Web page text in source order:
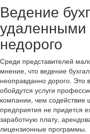
Ведение
удаленными
недорого
Среди представителей
мнение, что ведение
неоправданно дорого. Это
обойдутся услуги
компании, чем содействие
предприятия не придется
заработную плату,
лицензионные программы.